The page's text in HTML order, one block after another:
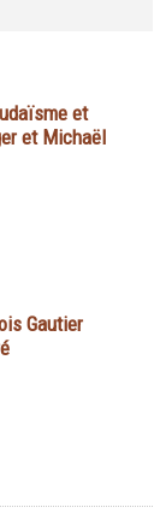
et
et Michaël
Gautier